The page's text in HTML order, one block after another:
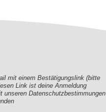
mit einem Bestätigungslink (bitte
Link ist deine Anmeldung
unseren Datenschutzbestimmungen